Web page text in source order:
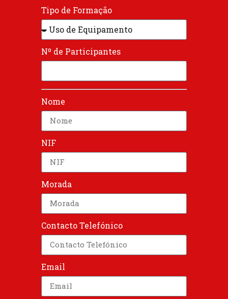
Tipo de Formação
Nº de Participantes
Nome
NIF
Morada
Contacto Telefónico
Email